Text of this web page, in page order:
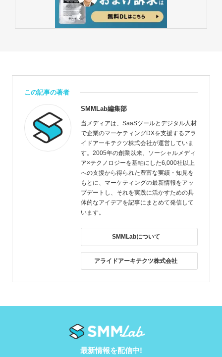
この記事の著者
SMMLab編集部
当メディアは、SaaSツールとデジタル人材
で企業のマーケティングDXを支援するアラ
イドアーキテクツ株式会社が運営していま
す。2005年の創業以来、ソーシャルメディ
ア×テクノロジーを基軸にした6,000社以上
への支援から得られた豊富な実績・知見を
もとに、マーケティングの最新情報をアッ
プデートし、それを実践に活かすための具
体的なアイデアを記事にまとめて発信して
います。
SMMLabについて
アライドアーキテクツ株式会社
最新情報を配信中!